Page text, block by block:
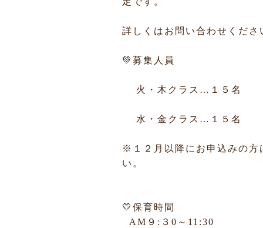
詳しくはお問い合わせくださ
💚募集人員
火・木クラス…１５名
水・金クラス…１５名
※１２月以降にお申込みの方
い。
💛保育時間
AM９:３0～11:30